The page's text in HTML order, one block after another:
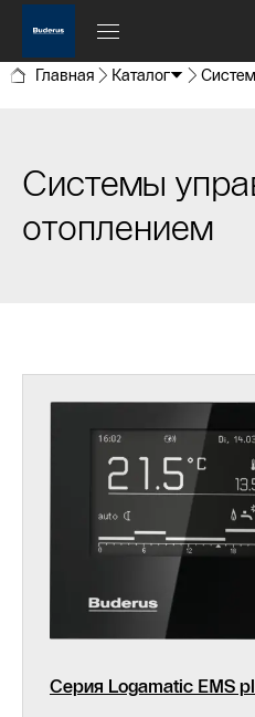
Главная Каталог
Системы
отоплением
Серия Logamatic EMS